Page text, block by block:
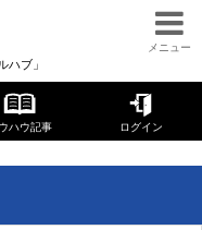
メニュー
ハブ」
ハウ記事 ログイン